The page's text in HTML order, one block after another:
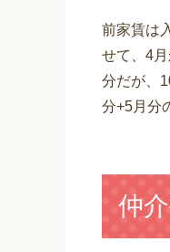
前家賃は
せて、4
分だが、
分+5月分
仲